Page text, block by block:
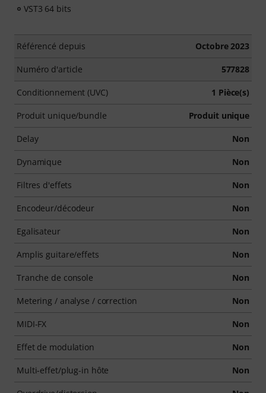
VST3 64 bits
Référencé depuis Octobre 2023
Numéro d'article 577828
Conditionnement (UVC) 1 Pièce(s)
Produit unique/bundle Produit unique
Delay Non
Dynamique Non
Filtres d'effets Non
Encodeur/décodeur Non
Egalisateur Non
Amplis guitare/effets Non
Tranche de console Non
Metering / analyse / correction Non
MIDI-FX Non
Effet de modulation Non
Multi-effet/plug-in hôte Non